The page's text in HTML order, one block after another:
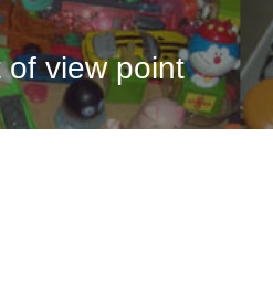
of view point